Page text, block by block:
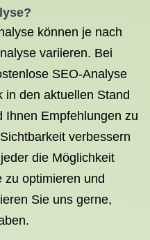
?
können je nach
variieren. Bei
SEO-Analyse
in den aktuellen Stand
Ihnen Empfehlungen zu
verbessern
die Möglichkeit
zu optimieren und
Sie uns gerne,